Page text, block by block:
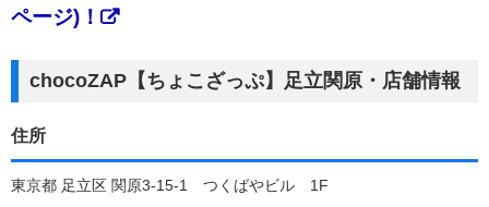
ページ)！
chocoZAP【ちょこざっぷ】足立関原・店舗情報
住所
東京都 足立区 関原3-15-1 つくばやビル 1F